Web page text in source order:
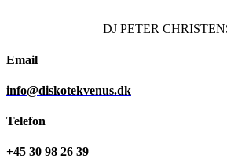
DJPETER
Email
info@diskotekvenus.dk
Telefon
+45 30 98 26 39